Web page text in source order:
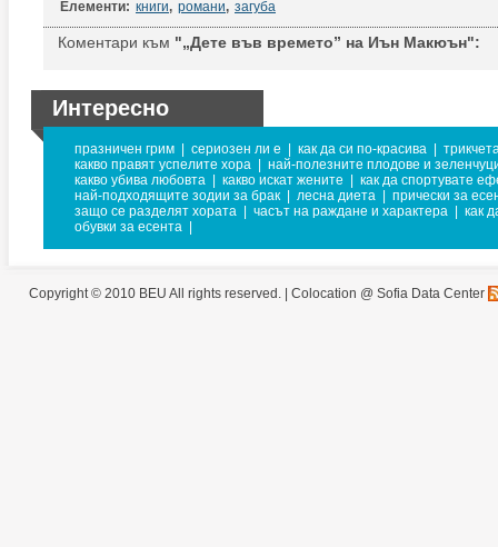
Елементи: книги, романи, загуба
Коментари към "„Дете във времето” на Иън Макюън":
Интересно
празничен грим сериозен ли е как да си по-красива
какво правят успелите хора
най-полезните плодове и
какво убива любовта
какво искат жените
как да спортувате
най-подходящите зодии за брак
лесна диета
прически за
защо се разделят хората
часът на раждане и характера
как
обувки за есента
Copyright © 2010 BEU All rights reserved. | Colocation @ Sofia Data Center